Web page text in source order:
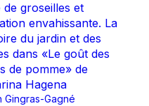
de groseilles et
envahissante. La
du jardin et des
dans «Le goût des
de pomme» de
Hagena
Gingras-Gagné